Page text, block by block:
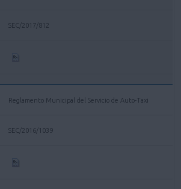
SEC/2017/812
Reglamento Municipal del Servicio de Auto-Taxi
SEC/2016/1039